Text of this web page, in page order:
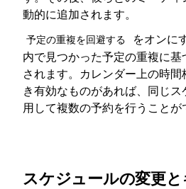
動的に追加されます。
予定の重複を回避する
をオンに
内で見つかった予定の重複に
されます。カレンダー上の時
き有効なものがあれば、同じ
用して複数の予約を行うことが
スケジュールの変更